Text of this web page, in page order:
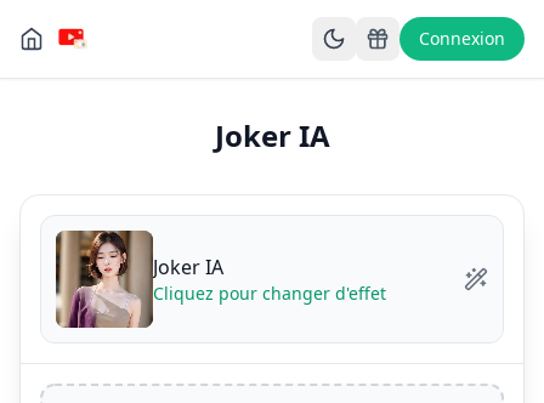
Connexion
Joker IA
Joker IA
Cliquez pour changer d'effet